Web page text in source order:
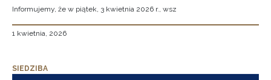
Informujemy, że w piątek, 3 kwietnia 2026 r., wsz
1 kwietnia, 2026
SIEDZIBA